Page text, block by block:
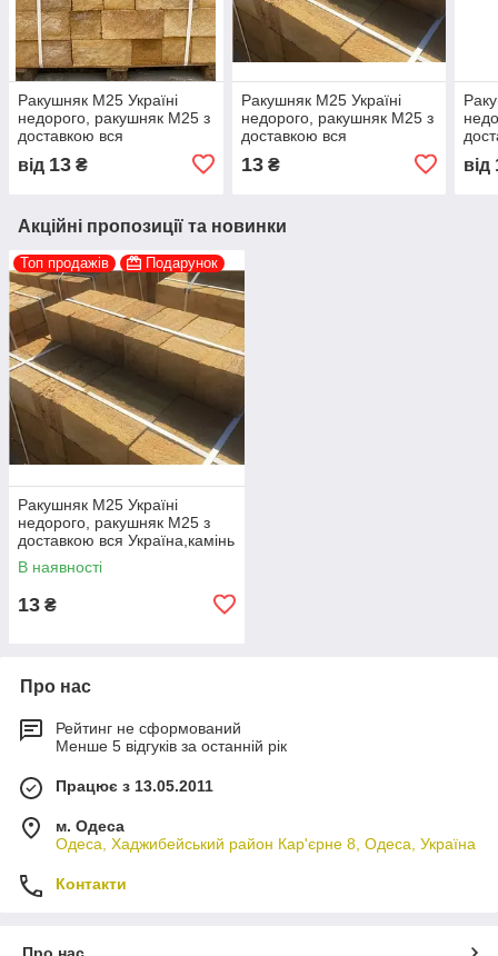
Ракушняк М25 Україні
недорого, ракушняк М25 з
доставкою вся
Україна,камінь ракушняк
М25 виробник
від 13 ₴
Ракушняк М25 Україні
недорого, ракушняк М25 з
доставкою вся
Україна,камінь ракушняк
М25 виробник
13₴
М25
від
Акційні пропозиції та новинки
Топ продажів Подарунок
Ракушняк М25 Україні
недорого, ракушняк М25 з
доставкою вся Україна,камінь
ракушняк М25 виробник
В наявності
13 ₴
Про нас
Рейтинг не сформований
Менше 5 відгуків за останній рік
Працює з 13.05.2011
м. Одеса
Одеса, Хаджибейський район Кар'єрне 8, Одеса, Україна
Контакти
Про нас